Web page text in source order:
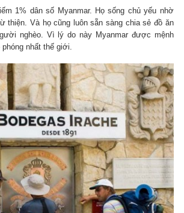
1% dân số Myanmar. Họ sống chủ yếu nhờ
thiện. Và họ cũng luôn sẵn sàng chia sẻ đồ ăn
nghèo. Vì lý do này Myanmar được mệnh
nhất thế giới.